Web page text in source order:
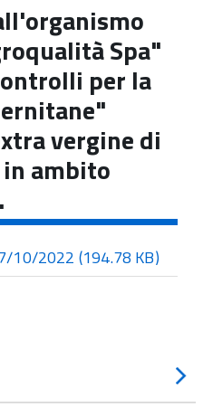
Spa"
per la
vergine di
ambito
10/2022 (194.78 KB)